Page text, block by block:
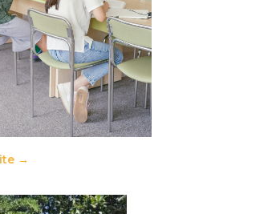
- National
loi sur la régulation de
supérieur privé met
l’amplification d’un
relègue l’acte
au superfétatoire,
→